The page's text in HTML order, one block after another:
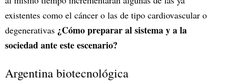
existentes como el cáncer o las de tipo cardiovascular o
degenerativas ¿Cómo preparar al sistema y a la
sociedad ante este escenario?
Argentina biotecnológica